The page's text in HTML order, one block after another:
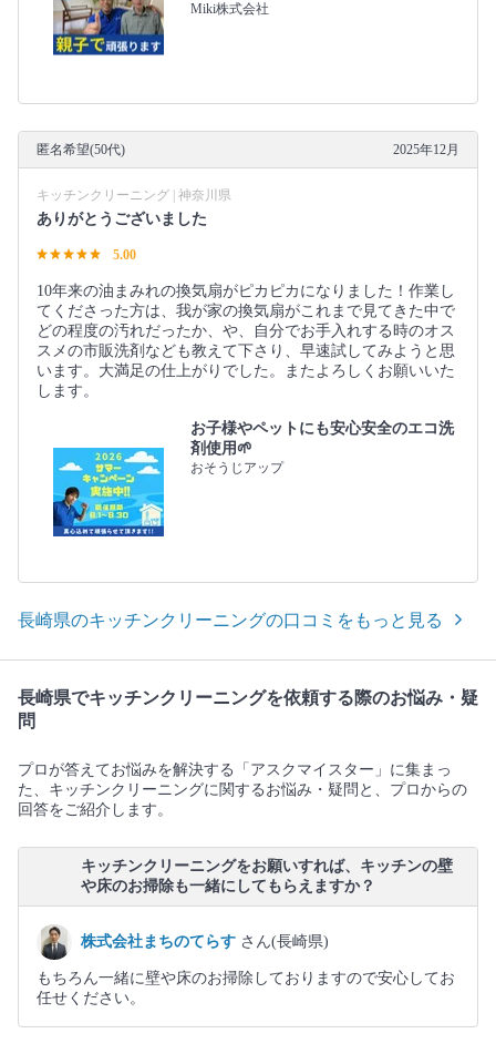
Miki株式会社
匿名希望(50代) 2025年12月
キッチンクリーニング | 神奈川県
ありがとうございました
5.00
10年来の油まみれの換気扇がピカピカになりました！作業し
てくださった方は、我が家の換気扇がこれまで見てきた中で
どの程度の汚れだったか、や、自分でお手入れする時のオス
スメの市販洗剤なども教えて下さり、早速試してみようと思
います。大満足の仕上がりでした。またよろしくお願いいた
します。
お子様やペットにも安心安全のエコ洗
剤使用🌱
おそうじアップ
長崎県のキッチンクリーニングの口コミをもっと見る
長崎県でキッチンクリーニングを依頼する際のお悩み・疑
問
プロが答えてお悩みを解決する「アスクマイスター」に集まっ
た、キッチンクリーニングに関するお悩み・疑問と、プロからの
回答をご紹介します。
キッチンクリーニングをお願いすれば、キッチンの壁
や床のお掃除も一緒にしてもらえますか？
株式会社まちのてらす さん(長崎県)
もちろん一緒に壁や床のお掃除しておりますので安心してお
任せください。